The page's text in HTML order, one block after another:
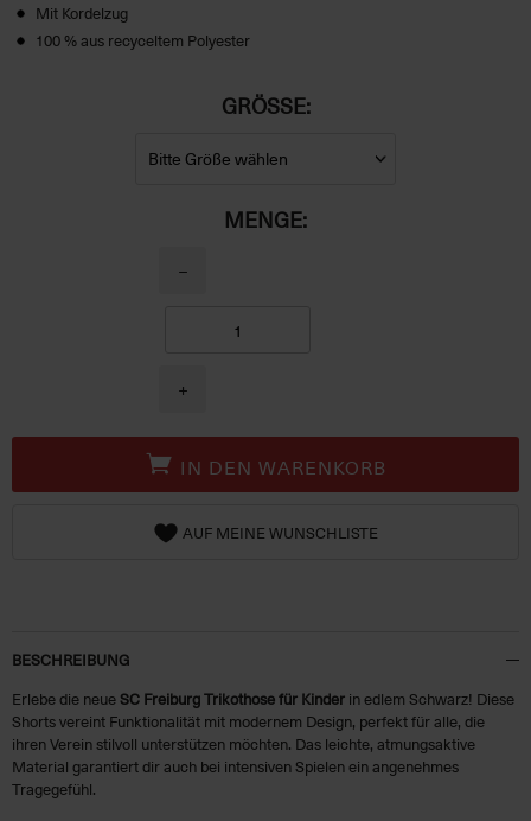
Mit Kordelzug
100 % aus recyceltem Polyester
GRÖSSE:
MENGE:
−
+
IN DEN WARENKORB
AUF MEINE WUNSCHLISTE
BESCHREIBUNG
Erlebe die neue SC Freiburg Trikothose für Kinder in edlem Schwarz! Diese
Shorts vereint Funktionalität mit modernem Design, perfekt für alle, die
ihren Verein stilvoll unterstützen möchten. Das leichte, atmungsaktive
Material garantiert dir auch bei intensiven Spielen ein angenehmes
Tragegefühl.